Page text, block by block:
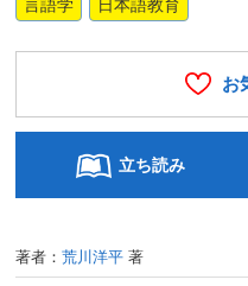
言語学 日本語教育
お
立ち読み
著者：荒川洋平 著